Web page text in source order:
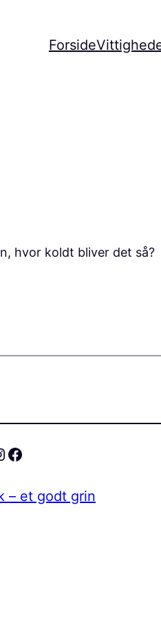
Forside
hvor koldt bliver det så?
Facebook
– et godt grin